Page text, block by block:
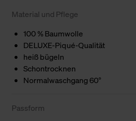
Material und Pflege
100 % Baumwolle
DELUXE-Piqué-Qualität
heiß bügeln
Schontrocknen
Normalwaschgang 60°
Passform